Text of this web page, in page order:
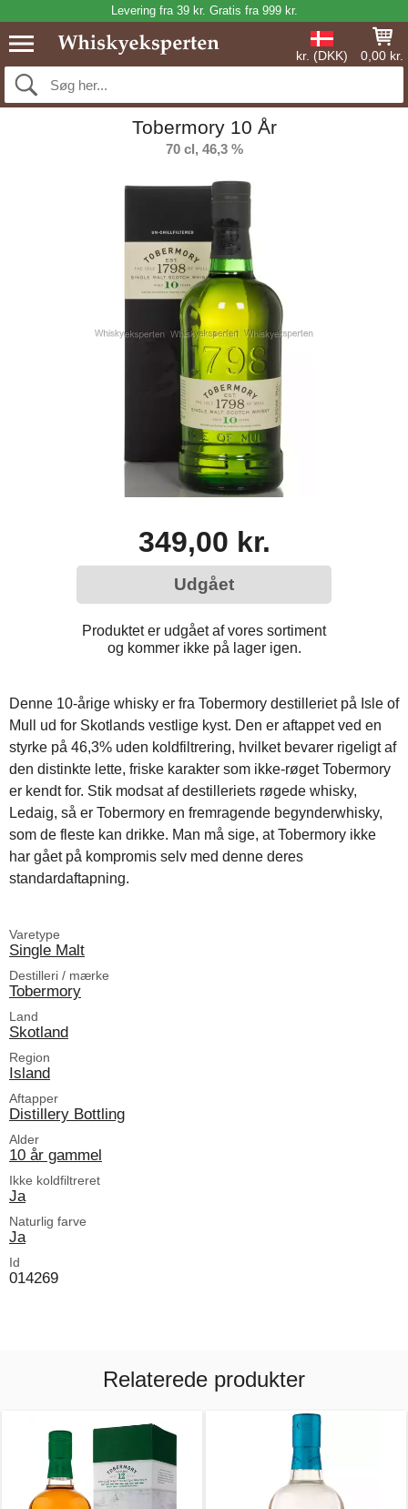
Levering fra 39 kr. Gratis fra 999 kr.
kr. (DKK) 0,00 kr.
Tobermory 10 År
70 cl, 46,3 %
349,00 kr.
Udgået
Produktet er udgået af vores sortiment
og kommer ikke på lager igen.
Denne 10-årige whisky er fra Tobermory destilleriet på Isle of
Mull ud for Skotlands vestlige kyst. Den er aftappet ved en
styrke på 46,3% uden koldfiltrering, hvilket bevarer rigeligt af
den distinkte lette, friske karakter som ikke-røget Tobermory
er kendt for. Stik modsat af destilleriets røgede whisky,
Ledaig, så er Tobermory en fremragende begynderwhisky,
som de fleste kan drikke. Man må sige, at Tobermory ikke
har gået på kompromis selv med denne deres
standardaftapning.
Varetype
Single Malt
Destilleri / mærke
Tobermory
Land
Skotland
Region
Island
Aftapper
Distillery Bottling
Alder
10 år gammel
Ikke koldfiltreret
Ja
Naturlig farve
Ja
Id
014269
Relaterede produkter